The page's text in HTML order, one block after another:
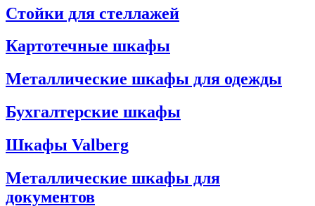
Стойки для стеллажей
Картотечные шкафы
Металлические шкафы для одежды
Бухгалтерские шкафы
Шкафы Valberg
Металлические шкафы для
документов